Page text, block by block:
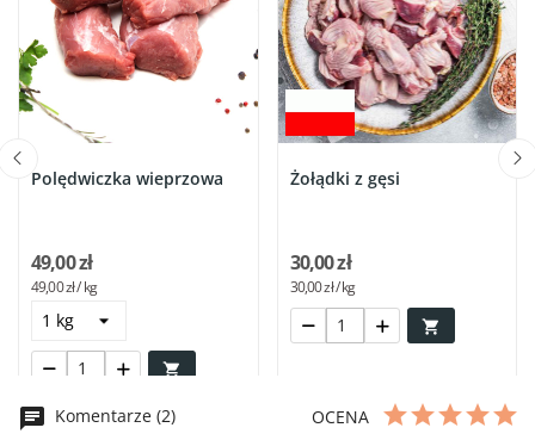
Polędwiczka wieprzowa

49,00 zł
49,00 zł / kg
Żołądki z gęsi

30,00 zł
30,00 zł / kg
Komentarze (2) OCENA